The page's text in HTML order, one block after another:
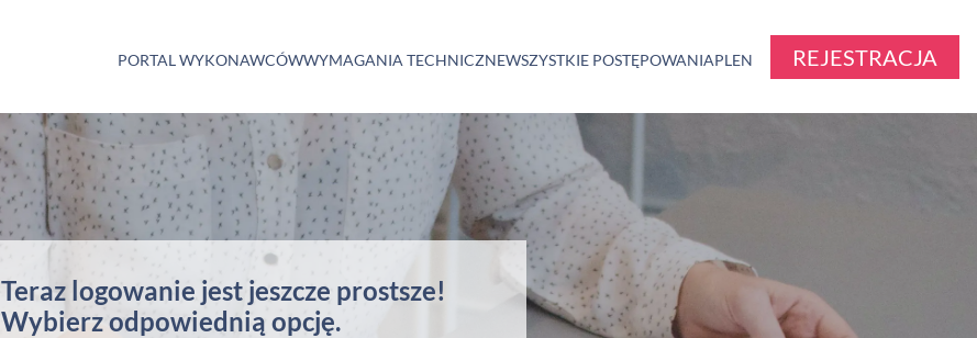
PORTAL WYKONAWCÓWWYMAGANIA TECHNICZNEWSZYSTKIE POSTĘPOWANIAPLEN REJESTRACJA
Teraz logowanie jest jeszcze prostsze!
Wybierz odpowiednią opcję.